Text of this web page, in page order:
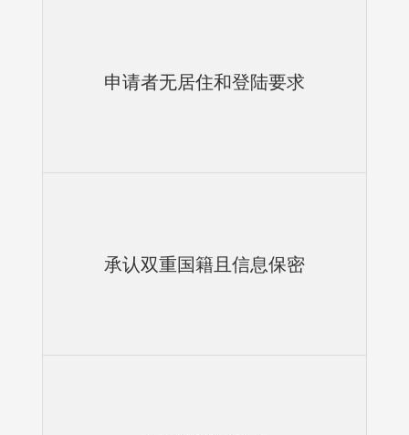
申请者无居住和登陆要求
承认双重国籍且信息保密